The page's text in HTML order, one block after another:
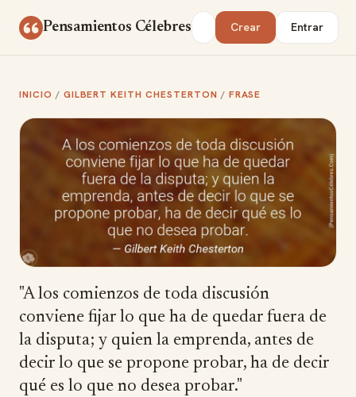
Pensamientos Célebres Buscar Crear Entrar
INICIO / GILBERT KEITH CHESTERTON / FRASE
"A los comienzos de toda discusión
conviene fijar lo que ha de quedar fuera de
la disputa; y quien la emprenda, antes de
decir lo que se propone probar, ha de decir
qué es lo que no desea probar."